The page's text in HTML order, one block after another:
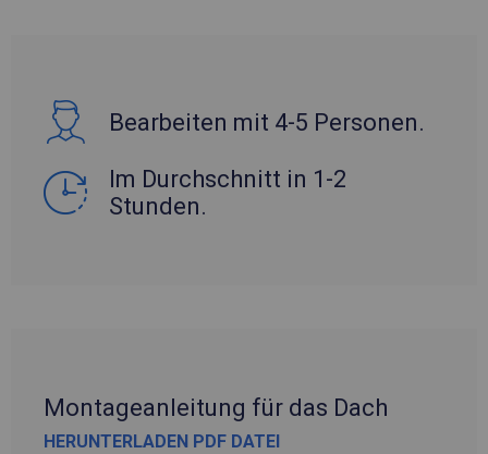
Bearbeiten mit 4-5 Personen.
Im Durchschnitt in 1-2
Stunden.
Montageanleitung für das Dach
HERUNTERLADEN PDF DATEI